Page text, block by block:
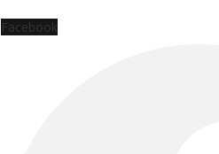
Facebook